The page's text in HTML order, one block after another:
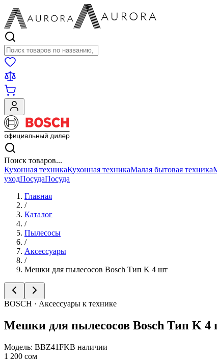
Поиск товаров
Поиск товаров...
Кухонная техникаКухонная техникаМалая бытовая техника
уходПосудаПосуда
Главная
/
Каталог
/
Пылесосы
/
Аксессуары
/
Мешки для пылесосов Bosch Тип K 4 шт
BOSCH · Аксессуары к технике
Мешки для пылесосов Bosch Тип K 4
Модель: BBZ41FKВ наличии
1 200 сом